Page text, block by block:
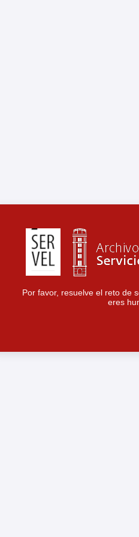
Por favor, resuelve el reto de
eres